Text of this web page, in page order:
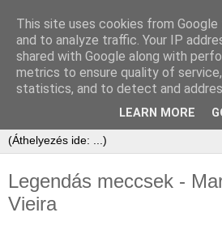
Legendás meccsek -
Vieira
This site uses cookies from
and to analyze traffic. Your IP
shared with Google along with
metrics to ensure quality of
statistics, and to detect and
LEARN MORE